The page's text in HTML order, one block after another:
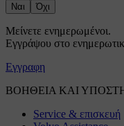
Ναι Όχι